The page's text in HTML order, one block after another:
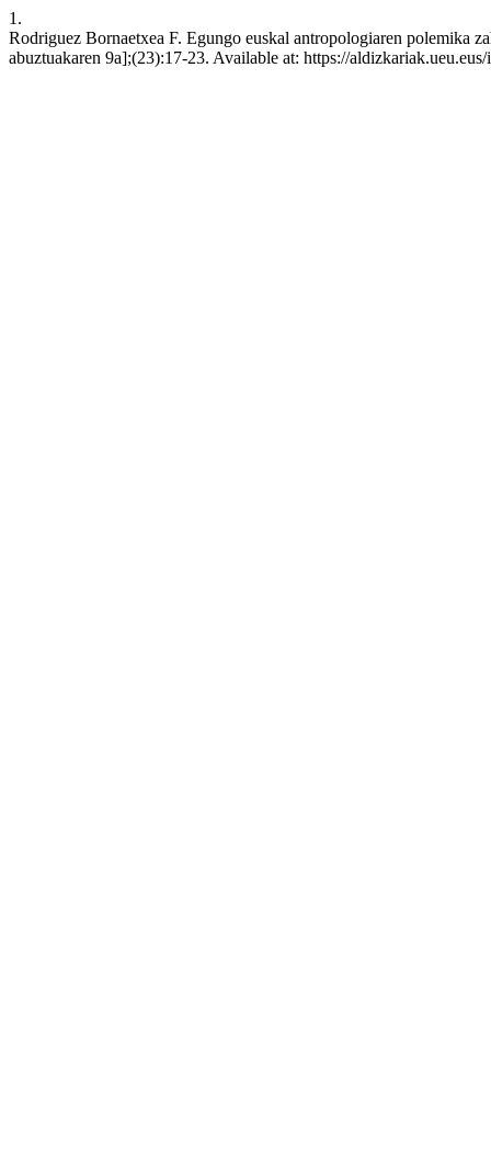
1.
Rodriguez Bornaetxea F. Egungo euskal antropologiaren polemika
abuztuakaren 9a];(23):17-23. Available at: https://